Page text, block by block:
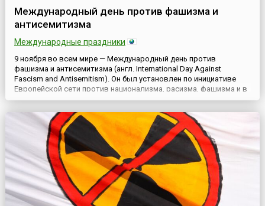
Международный день против фашизма и
антисемитизма
Международные праздники
9 ноября во всем мире — Международный день против
фашизма и антисемитизма (англ. International Day Against
Fascism and Antisemitism). Он был установлен по инициативе
Европейской сети против национализма, расизма, фашизма и в
поддержку мигрантов и беженцев (UNITED), объединяющей
года на территории Германии и Австрии начался массовы...